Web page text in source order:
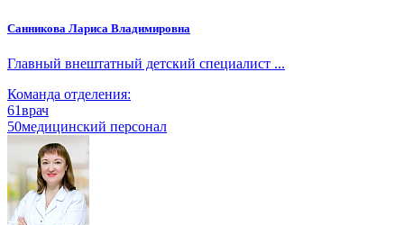
Санникова Лариса Владимировна
Главный внештатный детский специалист ...
Команда отделения:
61врач
50медицинский персонал